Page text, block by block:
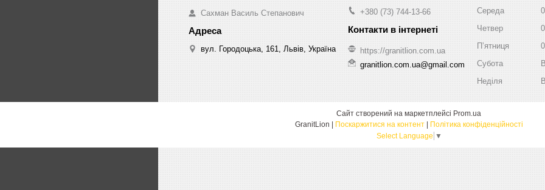
Сахман Василь Степанович
вул. Городоцька, 161, Львів, Україна
+380 (73) 744-13-66
https://granitlion.com.ua
granitlion.com.ua@gmail.com
Середа
Четвер
Пʼятниця
Субота
Неділя
Сайт створений на маркетплейсі Prom.ua
Поскаржитися на контент
Політика конфіденційності
Select Language ▼